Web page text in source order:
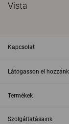
Vista
Kapcsolat
Látogasson el hozzánk
Termékek
Szolgáltatásaink